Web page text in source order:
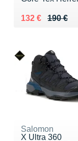
190 €
Au lieu de 190 €
132 €
Vendu 132 €
Salomon
X Ultra 360